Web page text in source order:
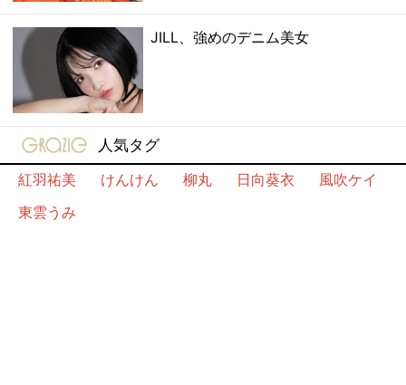
JILL、強めのデニム美女
gravure-grazie
人気タグ
紅羽祐美
けんけん 柳丸 日向葵衣
風吹ケイ
東雲うみ